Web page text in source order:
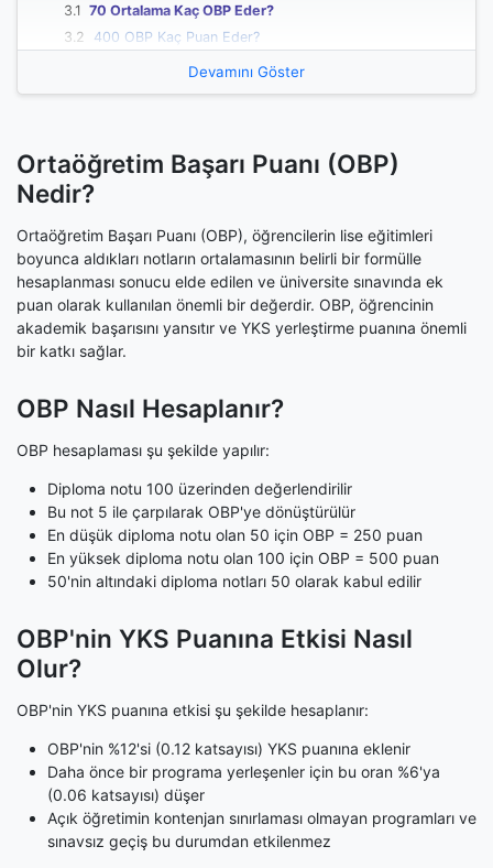
3.1 70 Ortalama Kaç OBP Eder?
3.2
400 OBP Kaç Puan Eder?
60 OBP Ne Kadar Etkiler?
6.1 OBP Puanı Kaç Yıl Geçerlidir?
6.2 Diploma Notu Nasıl Hesaplanır?
6.4
Hangi Durumlarda OBP Kırılmaz?
OBP Hesaplama İpuçları
7.1 1. Diploma Notunu Yükseltme
7.2
2. OBP'nin Etkisini Maksimize Etme
7.3 3. Yerleştirme Stratejisi
Devamını Göster
Ortaöğretim Başarı Puanı (OBP)
Nedir?
Ortaöğretim Başarı Puanı (OBP), öğrencilerin lise eğitimleri
boyunca aldıkları notların ortalamasının belirli bir formülle
hesaplanması sonucu elde edilen ve üniversite sınavında ek
puan olarak kullanılan önemli bir değerdir. OBP, öğrencinin
akademik başarısını yansıtır ve YKS yerleştirme puanına önemli
bir katkı sağlar.
OBP Nasıl Hesaplanır?
OBP hesaplaması şu şekilde yapılır:
Diploma notu 100 üzerinden değerlendirilir
Bu not 5 ile çarpılarak OBP'ye dönüştürülür
En düşük diploma notu olan 50 için OBP = 250 puan
En yüksek diploma notu olan 100 için OBP = 500 puan
50'nin altındaki diploma notları 50 olarak kabul edilir
OBP'nin YKS Puanına Etkisi Nasıl
Olur?
OBP'nin YKS puanına etkisi şu şekilde hesaplanır:
OBP'nin %12'si (0.12 katsayısı) YKS puanına eklenir
Daha önce bir programa yerleşenler için bu oran %6'ya
(0.06 katsayısı) düşer
Açık öğretimin kontenjan sınırlaması olmayan programları ve
sınavsız geçiş bu durumdan etkilenmez